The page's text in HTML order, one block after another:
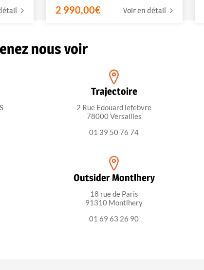
2 990,00€ Voir en détail
nous voir
Trajectoire
2 Rue Edouard lefebvre
78000 Versailles
01 39 50 76 74
Outsider Montlhery
18 rue de Paris
91310 Montlhery
01 69 63 26 90